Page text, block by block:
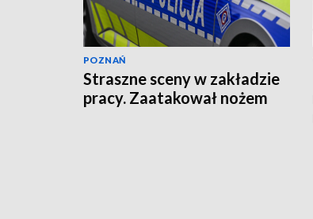
POZNAŃ
Straszne sceny w zakładzie
pracy. Zaatakował nożem